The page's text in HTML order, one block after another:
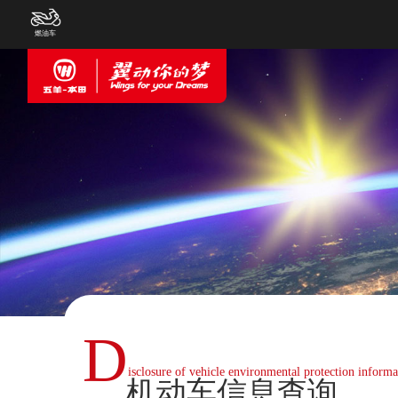
燃油车
D isclosure of vehicle environmental protection